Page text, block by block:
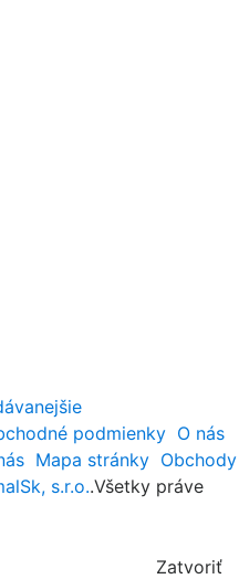
podmienky O nás
Mapa stránky Obchody
s.r.o..Všetky práve
Zatvoriť